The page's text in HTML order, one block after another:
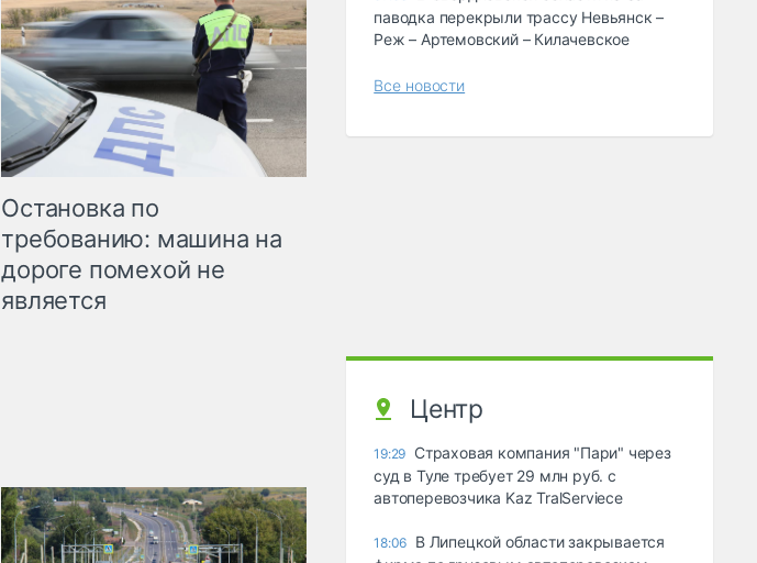
Остановка по
требованию: машина на
дороге помехой не
является
паводка перекрыли трассу Невьянск –
Реж – Артемовский – Килачевское
Все новости
Центр
19:29 Страховая компания "Пари" через
суд в Туле требует 29 млн руб. с
автоперевозчика Kaz TralServiece
18:06 В Липецкой области закрывается